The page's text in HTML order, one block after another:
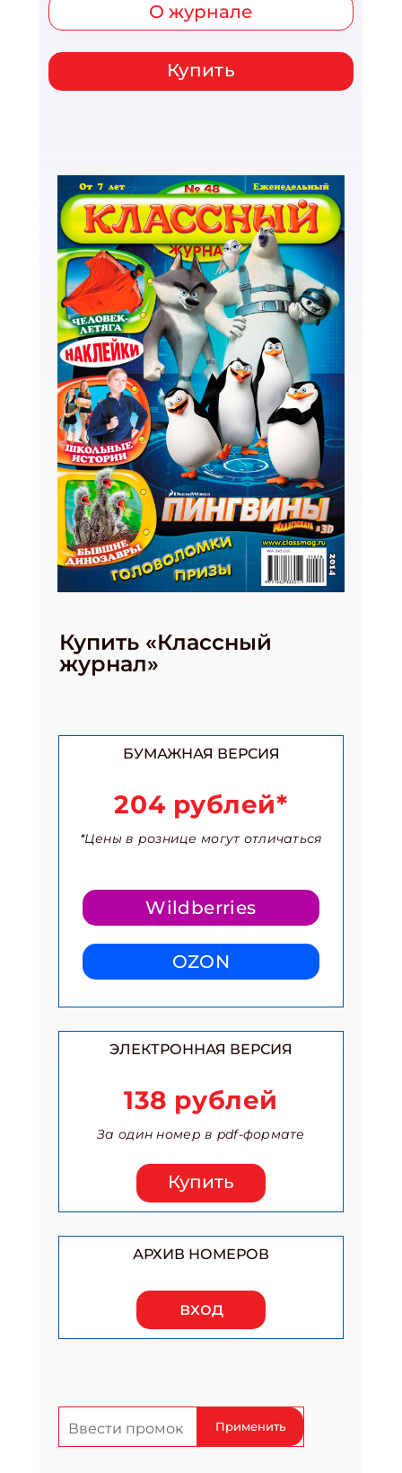
О журнале
Купить
Купить «Классный
журнал»
БУМАЖНАЯ ВЕРСИЯ
204 рублей*
*Цены в рознице могут отличаться
Wildberries
OZON
ЭЛЕКТРОННАЯ ВЕРСИЯ
138 рублей
За один номер в pdf-формате
Купить
АРХИВ НОМЕРОВ
вход
Применить